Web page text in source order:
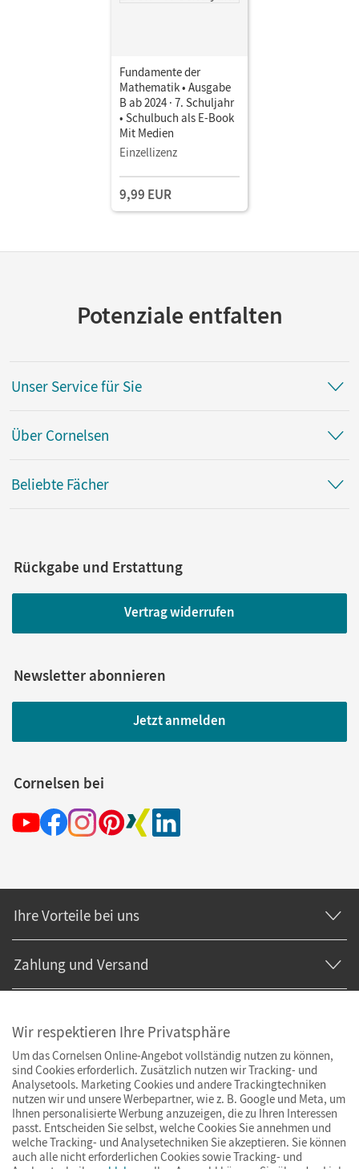
Fundamente der
Mathematik • Ausgabe
B ab 2024 · 7. Schuljahr
• Schulbuch als E-Book
Mit Medien
Einzellizenz
9,99 EUR
Potenziale entfalten
Unser Service für Sie
Über Cornelsen
Beliebte Fächer
Rückgabe und Erstattung
Vertrag widerrufen
Newsletter abonnieren
Jetzt anmelden
Cornelsen bei
Ihre Vorteile bei uns
Zahlung und Versand
Wir respektieren Ihre Privatsphäre
Um das Cornelsen Online-Angebot vollständig nutzen zu können,
sind Cookies erforderlich. Zusätzlich nutzen wir Tracking- und
Analysetools. Marketing Cookies und andere Trackingtechniken
nutzen wir und unsere Werbepartner, wie z. B. Google und Meta, um
Ihnen personalisierte Werbung anzuzeigen, die zu Ihren Interessen
passt. Entscheiden Sie selbst, welche Cookies Sie annehmen und
welche Tracking- und Analysetechniken Sie akzeptieren. Sie können
auch alle nicht erforderlichen Cookies sowie Tracking- und